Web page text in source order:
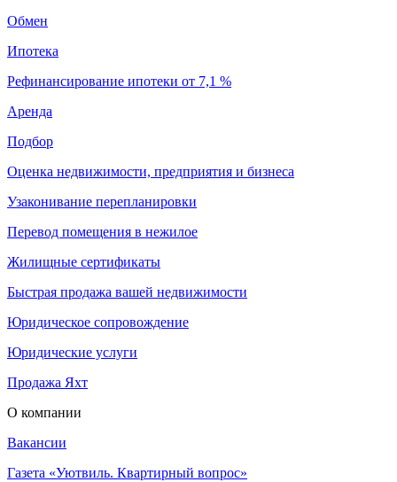
Обмен
Ипотека
Рефинансирование ипотеки от 7,1 %
Аренда
Подбор
Оценка недвижимости, предприятия и бизнеса
Узаконивание перепланировки
Перевод помещения в нежилое
Жилищные сертификаты
Быстрая продажа вашей недвижимости
Юридическое сопровождение
Юридические услуги
Продажа Яхт
О компании
Вакансии
Газета «Уютвиль. Квартирный вопрос»